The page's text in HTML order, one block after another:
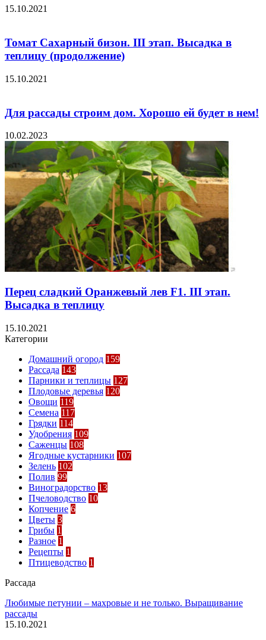
15.10.2021
Томат Сахарный бизон. III этап. Высадка в
теплицу (продолжение)
15.10.2021
Для рассады строим дом. Хорошо ей будет в нем!
10.02.2023
Перец сладкий Оранжевый лев F1. III этап.
Высадка в теплицу
15.10.2021
Категории
Домашний огород 159
Рассада 143
Парники и теплицы 127
Плодовые деревья 120
Овощи 119
Семена 117
Грядки 114
Удобрения 109
Саженцы 108
Ягодные кустарники 107
Зелень 102
Полив 99
Виноградорство 13
Пчеловодство 10
Копчение 6
Цветы 3
Грибы 1
Разное 1
Рецепты 1
Птицеводство 1
Рассада
Любимые петунии – махровые и не только. Выращивание
рассады
15.10.2021